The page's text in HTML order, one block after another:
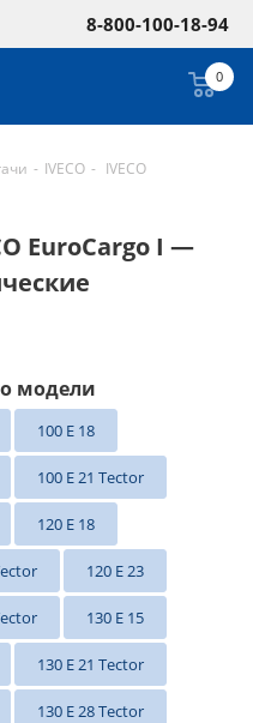
8-800-100-18-94
0
- IVECO - IVECO
EuroCargo I —
модели
100 E 18
100 E 21 Tector
120 E 18
120 E 23
130 E 15
130 E 21 Tector
130 E 28 Tector